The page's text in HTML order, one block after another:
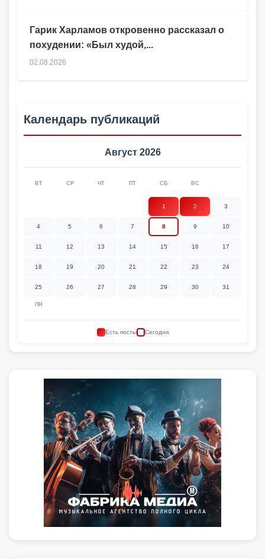
Гарик Харламов откровенно рассказал о
похудении: «Был худой,...
02.08.2026
Календарь публикаций
Август 2026
ПН
ВТ СР ЧТ ПТ СБ ВС
1 2 3
4 5 6 7 8 9 10
11 12 13 14 15 16 17
18 19 20 21 22 23 24
25 26 27 28 29 30 31
Есть посты Сегодня